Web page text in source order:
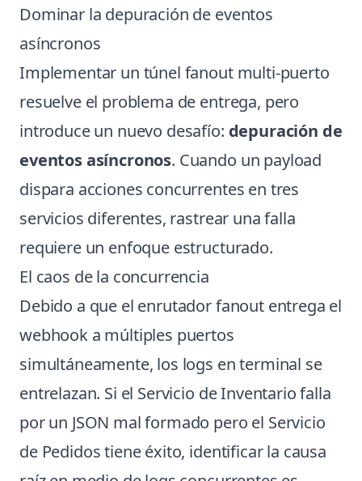
Dominar la depuración de eventos
asíncronos
Implementar un túnel fanout multi-puerto
resuelve el problema de entrega, pero
introduce un nuevo desafío: depuración de
eventos asíncronos. Cuando un payload
dispara acciones concurrentes en tres
servicios diferentes, rastrear una falla
requiere un enfoque estructurado.
El caos de la concurrencia
Debido a que el enrutador fanout entrega el
webhook a múltiples puertos
simultáneamente, los logs en terminal se
entrelazan. Si el Servicio de Inventario falla
por un JSON mal formado pero el Servicio
de Pedidos tiene éxito, identificar la causa